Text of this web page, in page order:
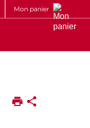
Mon panier